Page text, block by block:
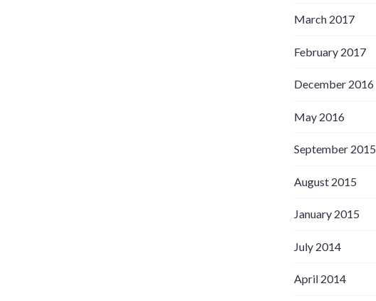
March 2017
February 2017
December 2016
May 2016
September 2015
August 2015
January 2015
July 2014
April 2014